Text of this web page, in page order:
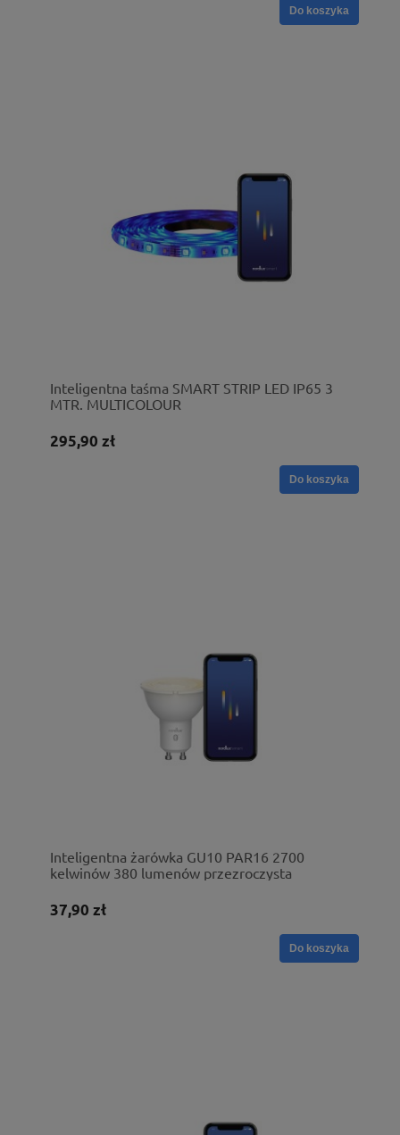
Do koszyka
Inteligentna taśma SMART STRIP LED IP65 3
MTR. MULTICOLOUR
295,90 zł
Do koszyka
Inteligentna żarówka GU10 PAR16 2700
kelwinów 380 lumenów przezroczysta
37,90 zł
Do koszyka